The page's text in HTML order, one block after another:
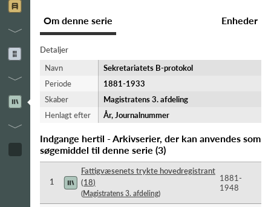
Om denne serie Enheder
Detaljer
Navn
Sekretariatets B-protokol
Periode
1881-​1933
Skaber
Magistratens 3. afdeling
Henlagt efter
År, Journalnummer
Indgange hertil - Arkivserier, der kan anvendes som
søgemiddel til denne serie (3)
1
Fattigvæsenets trykte hovedregistrant
(18)
(Magistratens 3. afdeling)
1881-​
1948